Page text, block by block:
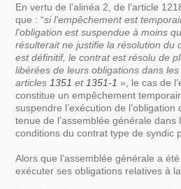
En vertu de l’alinéa 2, de l’article
que : “si l'empêchement est
l'obligation est suspendue à moins
résulterait ne justifie la résolution du
est définitif, le contrat est résolu de
libérées de leurs obligations dans
articles 1351 et 1351-1 », le cas de
constitue un empêchement
suspendre l’exécution de l’obligation
tenue de l’assemblée générale dans
conditions du contrat type de syndic
Alors que l’assemblée générale a
exécuter ses obligations relatives à